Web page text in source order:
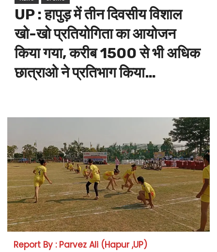
UP : हापुड़ में तीन दिवसीय विशाल
खो-खो प्रतियोगिता का आयोजन
किया गया, करीब 1500 से भी अधिक
छात्राओ ने प्रतिभाग किया…
Report By : Parvez Ali (Hapur ,UP)